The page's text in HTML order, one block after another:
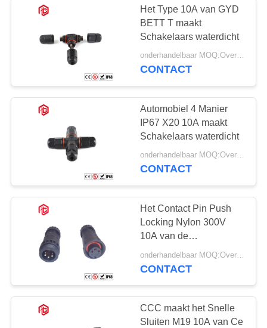
Het Type 10A van GYD
BETT T maakt
Schakelaars waterdicht
onderhandelbaar MOQ:Overeen te komen
CONTACT
Automobiel 4 Manier
IP67 X20 10A maakt
Schakelaars waterdicht
onderhandelbaar MOQ:Overeen te komen
CONTACT
Het Contact Pin Push
Locking Nylon 300V
10A van de
koperlegering maakt
Schakelaars waterdicht
CONTACT
CCC maakt het Snelle
Sluiten M19 10A van Ce